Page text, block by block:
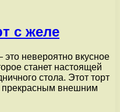
с желе
невероятно вкусное
станет настоящей
стола. Этот торт
прекрасным внешним